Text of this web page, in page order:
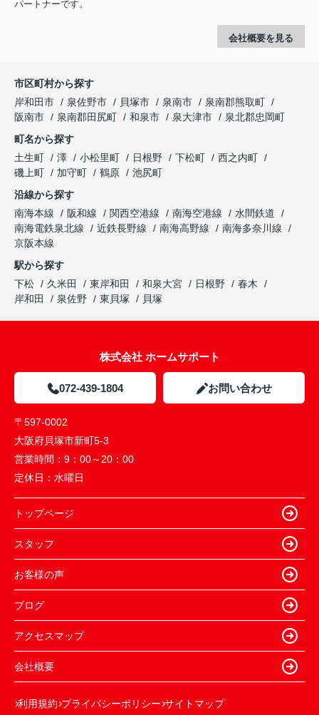
パートナーです。
会社概要を見る
市区町村から探す
岸和田市
泉佐野市 貝塚市 泉南市
泉南郡熊取町
阪南市
泉南郡田尻町 和泉市 泉大津市
泉北郡忠岡町
町名から探す
土生町
澤 小松里町 日根野 下松町
西之内町
磯上町
加守町 鶴原
池尻町
沿線から探す
南海本線
阪和線 関西空港線 南海空港線
水間鉄道
南海電鉄泉北線
近鉄長野線 南海高野線
南海多奈川線
京阪本線
駅から探す
下松
久米田 東岸和田 和泉大宮 日根野
春木
岸和田
泉佐野 東貝塚 貝塚
株式会社 ホームサポート
072-439-1804 お問い合わせ
〒597-0002
大阪府貝塚市新町5-3
営業時間： 9：00～20：00
定休日： 水曜日
トップページ
スタッフ
お客様の声
ブログ
アクセスマップ
会社概要
利用規約 プライバシーポリシー サイトマップ